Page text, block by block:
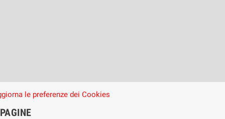
le preferenze dei Cookies
PAGINE